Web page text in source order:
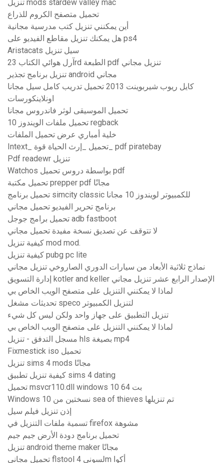
تنزيل mods stardew valley mac
تحميل متصفح الكروم للذراع
أين يمكنني تنزيل كتب مدرسية مجانية
هل يمكنك تنزيل مقاطع الفيديو على ps4
Aristacats سيل تنزيل
آرل هوائي الكتاب 23rd الطبعة pdf تنزيل مجاني
تنزيل برنامج تجذير android مجاني
كايل ريوب شيربوينت 2013 تحميل تدريب كامل سيل مجانا
اونلاينكورسات
تحميل الموسيقى لوثر فاندروس مجانا
تحميل ملفات الويندوز 10 regback
خلية أمباري عرض تحميل الملفات
Intext_ تحميل _إرث الحياة قوة_ pdf piratebay
Pdf readewr تنزيل
Watchos بواسطة دروس تحميل pdf
تحميل مكتبة prepper pdf مجانًا
تحميل برنامج simcity classic للكمبيوتر لويندوز 10 مجانا
برنامج تحرير الفيديو تحميل مجاني
تحميل برامج جوجل adb fastboot
لا تتوقف عن تصديق نسخة مفيدة تحميل مجاني
كيفية تنزيل mod mod.
كيفية تنزيل pubg pc lite
نماذج ثلاثية الأبعاد من سيارات الدوري الصاروخي تنزيل مجاني
إدارة التسويق kotler and keller الإصدار الرابع عشر تنزيل مجاني
لماذا لا يمكنني التنزيل على متصفح الويب الخاص بي
تحديثات مشغل speco لتنزيل الكمبيوتر
تنزيل التطبيق على جهاز واحد ولكن ليس كل شيء
لماذا لا يمكنني التنزيل على متصفح الويب الخاص بي
مسجل التدفق - تنزيل hls بصيغة mp4
Fixmestick iso تحميل
تنزيل sims 4 mods مجانًا
كيفية تنزيل تطبيق sims 4 dating
تحميل msvcr110.dll windows 10 64 بت
Windows 10 نسختين من sea of ​​thieves تم تنزيلها
إذن تنزيل فيلم سيل
تسمية ملفات التنزيل في firefox مشوهة
تحميل برنامج دودة الأرض جيم جيم
تنزيل android theme maker مجانًا
تحميل مجاني flstool لسوني 4m أكوا